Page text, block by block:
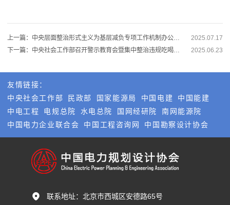
2025.07.17
上一篇：中央层面整治形式主义为基层减负专项工作机制办公室 中央纪委办公厅公开通报3起整治形式主义为基层减负典型问题
2025.06.23
下一篇：中央社会工作部召开警示教育会暨集中整治违规吃喝动员部署会
友情链接：
中央社会工作部
民政部 国家能源局 中国电建
中国能建
中电工程
电规总院 水电总院 国网经研院
南网能源院
中国电力企业联合会
中国工程咨询网 中国勘察设计协会
联系地址： 北京市西城区安德路65号